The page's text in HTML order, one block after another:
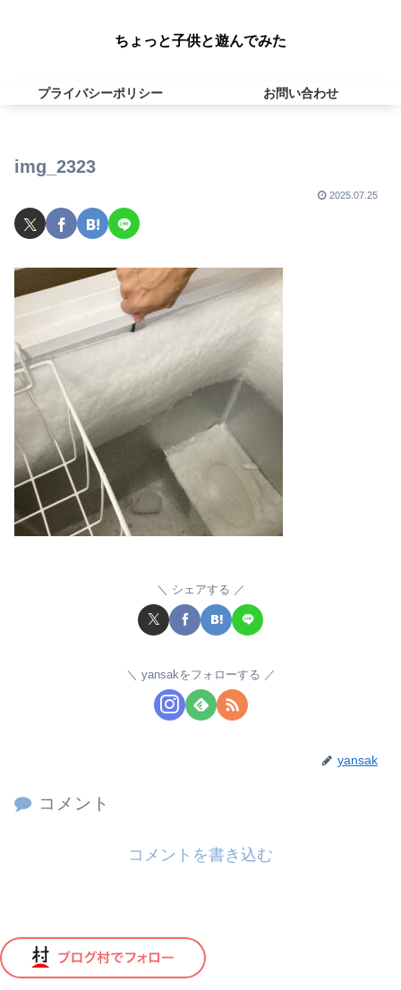
ちょっと子供と遊んでみた
プライバシーポリシー お問い合わせ
img_2323
2025.07.25
シェアする
yansakをフォローする
yansak
コメント
コメントを書き込む